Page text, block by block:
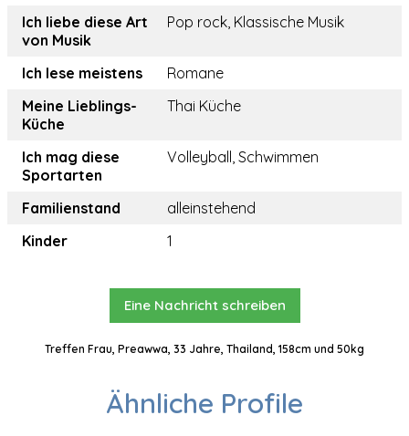
Ich liebe diese Art
von Musik
Pop rock, Klassische Musik
Ich lese meistens
Romane
Meine Lieblings-
Küche
Thai Küche
Ich mag diese
Sportarten
Volleyball, Schwimmen
Familienstand
alleinstehend
Kinder
1
Eine Nachricht schreiben
Treffen Frau, Preawwa, 33 Jahre, Thailand, 158cm und 50kg
Ähnliche Profile